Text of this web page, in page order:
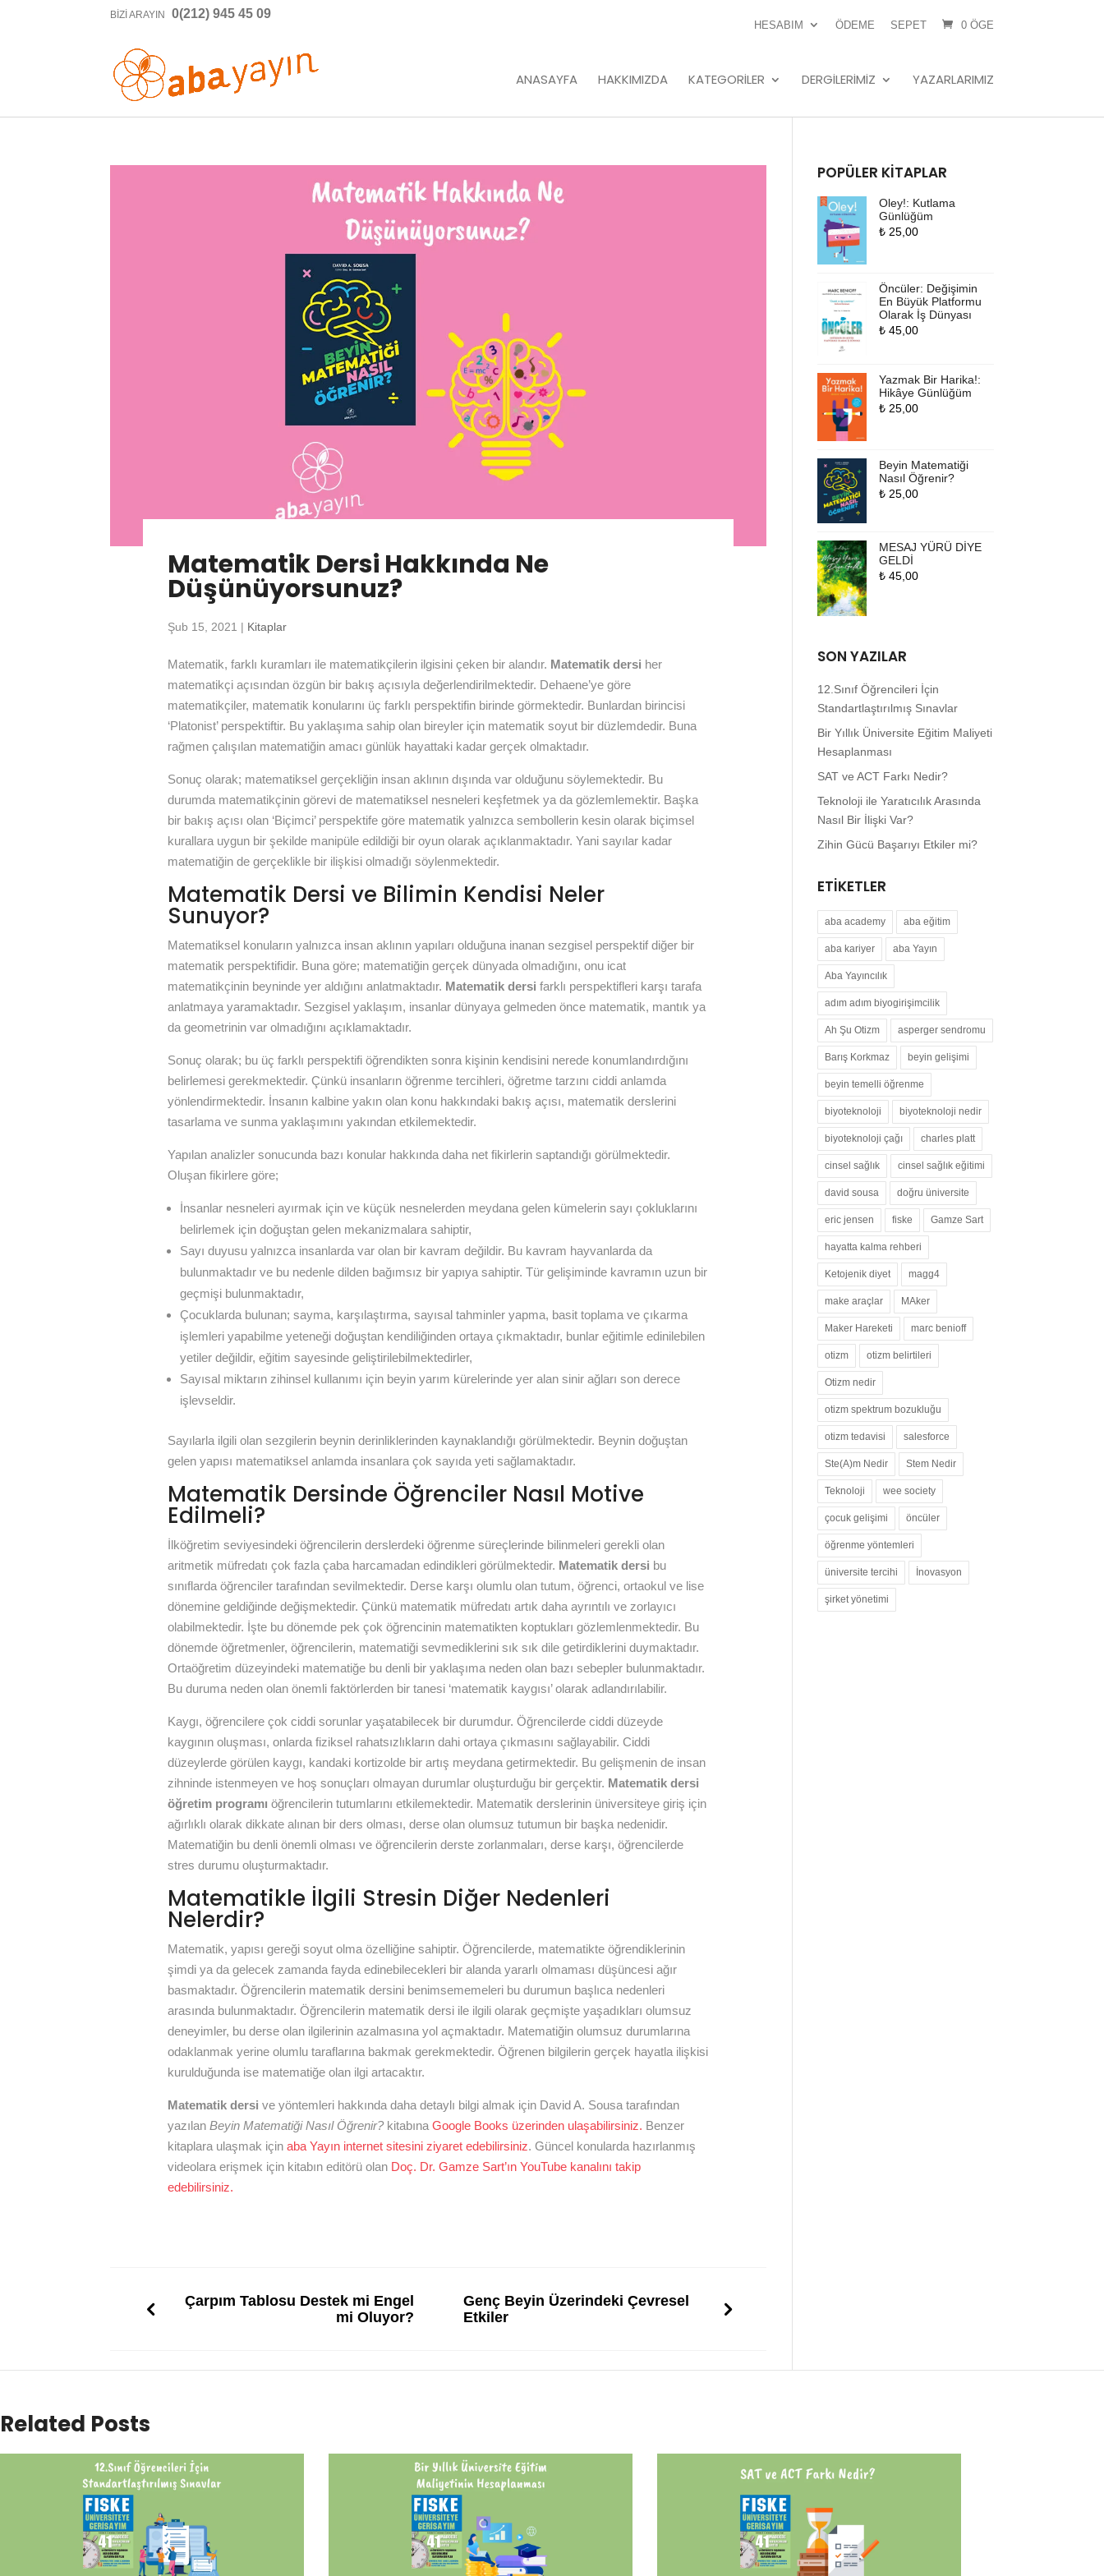
BIZI ARAYIN 0(212) 945 45 09
HESABIM ÖDEME SEPET 0 ÖGE
ANASAYFA HAKKIMIZDA KATEGORILER DERGILERIMIZ YAZARLARIMIZ
Matematik Dersi Hakkında Ne
Düşünüyorsunuz?
Şub 15, 2021 | Kitaplar
Matematik, farklı kuramları ile matematikçilerin ilgisini çeken bir alandır. Matematik dersi her
matematikçi açısından özgün bir bakış açısıyla değerlendirilmektedir. Dehaene’ye göre
matematikçiler, matematik konularını üç farklı perspektifin birinde görmektedir. Bunlardan birincisi
‘Platonist’ perspektiftir. Bu yaklaşıma sahip olan bireyler için matematik soyut bir düzlemdedir. Buna
rağmen çalışılan matematiğin amacı günlük hayattaki kadar gerçek olmaktadır.
Sonuç olarak; matematiksel gerçekliğin insan aklının dışında var olduğunu söylemektedir. Bu
durumda matematikçinin görevi de matematiksel nesneleri keşfetmek ya da gözlemlemektir. Başka
bir bakış açısı olan ‘Biçimci’ perspektife göre matematik yalnızca sembollerin kesin olarak biçimsel
kurallara uygun bir şekilde manipüle edildiği bir oyun olarak açıklanmaktadır. Yani sayılar kadar
matematiğin de gerçeklikle bir ilişkisi olmadığı söylenmektedir.
Matematik Dersi ve Bilimin Kendisi Neler
Sunuyor?
Matematiksel konuların yalnızca insan aklının yapıları olduğuna inanan sezgisel perspektif diğer bir
matematik perspektifidir. Buna göre; matematiğin gerçek dünyada olmadığını, onu icat
matematikçinin beyninde yer aldığını anlatmaktadır. Matematik dersi farklı perspektifleri karşı tarafa
anlatmaya yaramaktadır. Sezgisel yaklaşım, insanlar dünyaya gelmeden önce matematik, mantık ya
da geometrinin var olmadığını açıklamaktadır.
Sonuç olarak; bu üç farklı perspektifi öğrendikten sonra kişinin kendisini nerede konumlandırdığını
belirlemesi gerekmektedir. Çünkü insanların öğrenme tercihleri, öğretme tarzını ciddi anlamda
yönlendirmektedir. İnsanın kalbine yakın olan konu hakkındaki bakış açısı, matematik derslerini
tasarlama ve sunma yaklaşımını yakından etkilemektedir.
Yapılan analizler sonucunda bazı konular hakkında daha net fikirlerin saptandığı görülmektedir.
Oluşan fikirlere göre;
İnsanlar nesneleri ayırmak için ve küçük nesnelerden meydana gelen kümelerin sayı çokluklarını
belirlemek için doğuştan gelen mekanizmalara sahiptir,
Sayı duyusu yalnızca insanlarda var olan bir kavram değildir. Bu kavram hayvanlarda da
bulunmaktadır ve bu nedenle dilden bağımsız bir yapıya sahiptir. Tür gelişiminde kavramın uzun bir
geçmişi bulunmaktadır,
Çocuklarda bulunan; sayma, karşılaştırma, sayısal tahminler yapma, basit toplama ve çıkarma
işlemleri yapabilme yeteneği doğuştan kendiliğinden ortaya çıkmaktadır, bunlar eğitimle edinilebilen
yetiler değildir, eğitim sayesinde geliştirilebilmektedirler,
Sayısal miktarın zihinsel kullanımı için beyin yarım kürelerinde yer alan sinir ağları son derece
işlevseldir.
Sayılarla ilgili olan sezgilerin beynin derinliklerinden kaynaklandığı görülmektedir. Beynin doğuştan
gelen yapısı matematiksel anlamda insanlara çok sayıda yeti sağlamaktadır.
Matematik Dersinde Öğrenciler Nasıl Motive
Edilmeli?
İlköğretim seviyesindeki öğrencilerin derslerdeki öğrenme süreçlerinde bilinmeleri gerekli olan
aritmetik müfredatı çok fazla çaba harcamadan edindikleri görülmektedir. Matematik dersi bu
sınıflarda öğrenciler tarafından sevilmektedir. Derse karşı olumlu olan tutum, öğrenci, ortaokul ve lise
dönemine geldiğinde değişmektedir. Çünkü matematik müfredatı artık daha ayrıntılı ve zorlayıcı
olabilmektedir. İşte bu dönemde pek çok öğrencinin matematikten koptukları gözlemlenmektedir. Bu
dönemde öğretmenler, öğrencilerin, matematiği sevmediklerini sık sık dile getirdiklerini duymaktadır.
Ortaöğretim düzeyindeki matematiğe bu denli bir yaklaşıma neden olan bazı sebepler bulunmaktadır.
Bu duruma neden olan önemli faktörlerden bir tanesi ‘matematik kaygısı’ olarak adlandırılabilir.
Kaygı, öğrencilere çok ciddi sorunlar yaşatabilecek bir durumdur. Öğrencilerde ciddi düzeyde
kaygının oluşması, onlarda fiziksel rahatsızlıkların dahi ortaya çıkmasını sağlayabilir. Ciddi
düzeylerde görülen kaygı, kandaki kortizolde bir artış meydana getirmektedir. Bu gelişmenin de insan
zihninde istenmeyen ve hoş sonuçları olmayan durumlar oluşturduğu bir gerçektir. Matematik dersi
öğretim programı öğrencilerin tutumlarını etkilemektedir. Matematik derslerinin üniversiteye giriş için
ağırlıklı olarak dikkate alınan bir ders olması, derse olan olumsuz tutumun bir başka nedenidir.
Matematiğin bu denli önemli olması ve öğrencilerin derste zorlanmaları, derse karşı, öğrencilerde
stres durumu oluşturmaktadır.
Matematikle İlgili Stresin Diğer Nedenleri
Nelerdir?
Matematik, yapısı gereği soyut olma özelliğine sahiptir. Öğrencilerde, matematikte öğrendiklerinin
şimdi ya da gelecek zamanda fayda edinebilecekleri bir alanda yararlı olmaması düşüncesi ağır
basmaktadır. Öğrencilerin matematik dersini benimsememeleri bu durumun başlıca nedenleri
arasında bulunmaktadır. Öğrencilerin matematik dersi ile ilgili olarak geçmişte yaşadıkları olumsuz
deneyimler, bu derse olan ilgilerinin azalmasına yol açmaktadır. Matematiğin olumsuz durumlarına
odaklanmak yerine olumlu taraflarına bakmak gerekmektedir. Öğrenen bilgilerin gerçek hayatla ilişkisi
kurulduğunda ise matematiğe olan ilgi artacaktır.
Matematik dersi ve yöntemleri hakkında daha detaylı bilgi almak için David A. Sousa tarafından
yazılanBeyin Matematiği Nasıl Öğrenir?kitabınaGoogle Books üzerinden ulaşabilirsiniz. Benzer
kitaplara ulaşmak içinaba Yayın internet sitesini ziyaret edebilirsiniz. Güncel konularda hazırlanmış
videolara erişmek için kitabın editörü olan Doç. Dr. Gamze Sart’ın YouTube kanalını takip
edebilirsiniz.
Çarpım Tablosu Destek mi Engel
mi Oluyor?
Genç Beyin Üzerindeki Çevresel
Etkiler
POPÜLER KITAPLAR
Oley!: Kutlama
Günlüğüm
₺25,00
Öncüler: Değişimin
En Büyük Platformu
Olarak İş Dünyası
₺45,00
Yazmak Bir Harika!:
Hikâye Günlüğüm
₺25,00
Beyin Matematiği
Nasıl Öğrenir?
₺25,00
MESAJ YÜRÜ DİYE
GELDİ
₺45,00
SON YAZILAR
12.Sınıf Öğrencileri İçin
Standartlaştırılmış Sınavlar
Bir Yıllık Üniversite Eğitim Maliyeti
Hesaplanması
SAT ve ACT Farkı Nedir?
Teknoloji ile Yaratıcılık Arasında
Nasıl Bir İlişki Var?
Zihin Gücü Başarıyı Etkiler mi?
ETIKETLER
aba academy aba eğitim
aba kariyer aba Yayın
Aba Yayıncılık
adım adım biyogirişimcilik
Ah Şu Otizm asperger sendromu
Barış Korkmaz beyin gelişimi
beyin temelli öğrenme
biyoteknoloji biyoteknoloji nedir
biyoteknoloji çağı charles platt
cinsel sağlık cinsel sağlık eğitimi
david sousa doğru üniversite
eric jensen fiske Gamze Sart
hayatta kalma rehberi
Ketojenik diyet magg4
make araçlar MAker
Maker Hareketi marc benioff
otizm otizm belirtileri
Otizm nedir
otizm spektrum bozukluğu
otizm tedavisi salesforce
Ste(A)m Nedir Stem Nedir
Teknoloji wee society
çocuk gelişimi öncüler
öğrenme yöntemleri
üniversite tercihi İnovasyon
şirket yönetimi
Related Posts